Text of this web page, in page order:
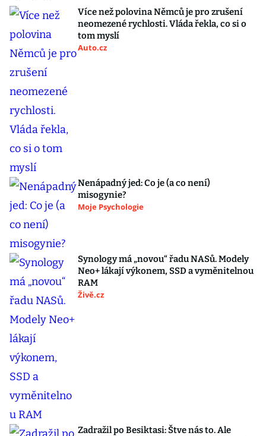
Více než polovina Němců je pro zrušení
neomezené rychlosti. Vláda řekla, co si o
tom myslí
Auto.cz
Nenápadný jed: Co je (a co není)
misogynie?
Moje Psychologie
Synology má „novou“ řadu NASů. Modely
Neo+ lákají výkonem, SSD a vyměnitelnou
RAM
Živě.cz
Zadražil po Besiktasi: Štve nás to. Ale